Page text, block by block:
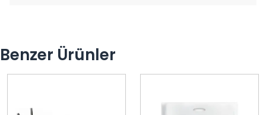
Benzer Ürünler